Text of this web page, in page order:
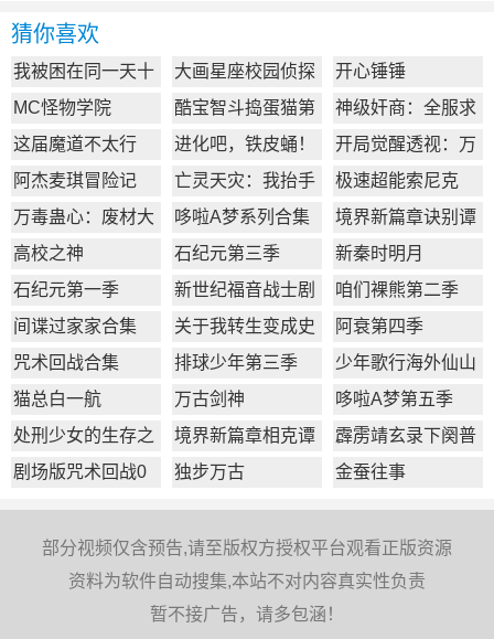
猜你喜欢
我被困在同一天十
万年
大画星座校园侦探
第2季
开心锤锤
MC怪物学院
酷宝智斗捣蛋猫第
1季
神级奸商：全服求
我别薅了
这届魔道不太行 进化吧，铁皮蛹！
开局觉醒透视：万
物皆透,我即无敌
阿杰麦琪冒险记
亡灵天灾：我抬手
百万骨海
极速超能索尼克
万毒蛊心：废材大
小姐杀疯了
哆啦A梦系列合集
境界新篇章诀别谭
篇
高校之神 石纪元第三季
新秦时明月
石纪元第一季
新世纪福音战士剧
场版：Q
咱们裸熊第二季
间谍过家家合集
​关于我转生变成史
莱姆这档事第一季
阿衰第四季
咒术回战合集
排球少年第三季
少年歌行海外仙山
篇
猫总白一航 万古剑神
哆啦A梦第五季
处刑少女的生存之
道
境界新篇章相克谭
篇
霹雳靖玄录下阕普
通话版
剧场版咒术回战0 独步万古 金蚕往事
部分视频仅含预告,请至版权方授权平台观看正版资源
资料为软件自动搜集,本站不对内容真实性负责
暂不接广告，请多包涵！